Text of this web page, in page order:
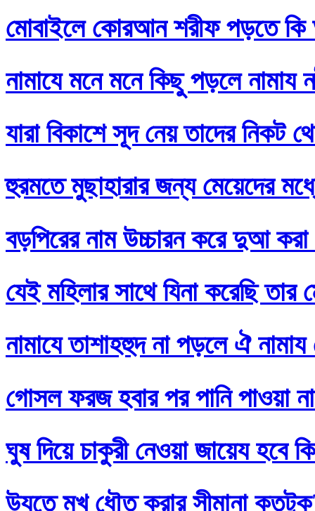
মোবাইলে কোরআন শরীফ পড়তে
নামাযে মনে মনে কিছু পড়লে নামায
যারা বিকাশে সূদ নেয় তাদের নিকট
হুরমতে মুছাহারার জন্য মেয়েদের
বড়পিরের নাম উচ্চারন করে দুআ করা
যেই মহিলার সাথে যিনা করেছি তার
নামাযে তাশাহহুদ না পড়লে ঐ
গোসল ফরজ হবার পর পানি পাওয়া
ঘুষ দিয়ে চাকুরী নেওয়া জায়েয হবে
উযূতে মুখ ধৌত করার সীমানা